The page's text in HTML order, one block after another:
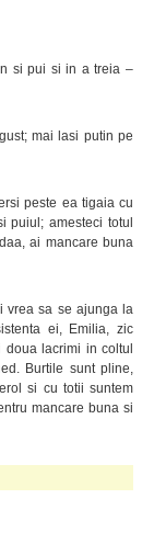
si pui si in a treia –
mai lasi putin pe
peste ea tigaia cu
puiul; amesteci totul
ai mancare buna
vrea sa se ajunga la
ei, Emilia, zic
doua lacrimi in coltul
Burtile sunt pline,
si cu totii suntem
mancare buna si